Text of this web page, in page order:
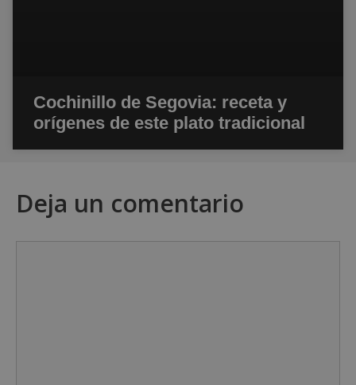
Cochinillo de Segovia: receta y
orígenes de este plato tradicional
Deja un comentario